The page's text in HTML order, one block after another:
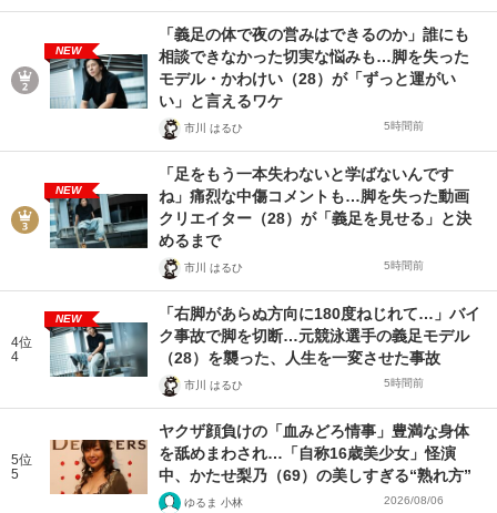
NEW
「義足の体で夜の営みはできるのか」誰にも
相談できなかった切実な悩みも…脚を失った
モデル・かわけい（28）が「ずっと運がい
い」と言えるワケ
市川 はるひ 5時間前
NEW
「足をもう一本失わないと学ばないんです
ね」痛烈な中傷コメントも…脚を失った動画
クリエイター（28）が「義足を見せる」と決
めるまで
市川 はるひ 5時間前
4位
4
NEW
「右脚があらぬ方向に180度ねじれて…」バイ
ク事故で脚を切断…元競泳選手の義足モデル
（28）を襲った、人生を一変させた事故
市川 はるひ 5時間前
5位
5
ヤクザ顔負けの「血みどろ情事」豊満な身体
を舐めまわされ…「自称16歳美少女」怪演
中、かたせ梨乃（69）の美しすぎる“熟れ方”
ゆるま 小林 2026/08/06